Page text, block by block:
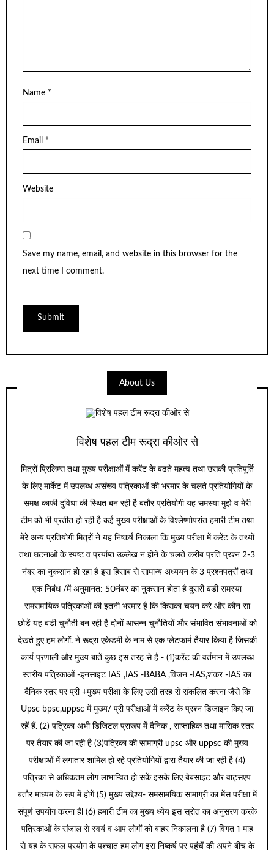
Name *
Email *
Website
Save my name, email, and website in this browser for the
next time I comment.
About Us
विशेष पहल टीम रूद्रा कीओर से
मित्रों प्रिलिम्स तथा मुख्य परीक्षाओं में करेंट के बढते महत्व तथा उसकी प्रतिपूर्ति
के लिए मार्केट में उपलब्ध असंख्य पत्रिकाओं की भरमार के चलते प्रतियोगियों के
समक्ष काफी दुविधा की स्थित बन रही है बतौर प्रतियोगी यह समस्या मुझे व मेरी
टीम को भी प्रतीत हो रही है कई मुख्य परीक्षाओं के विश्लेष्णोपरांत हमारी टीम तथा
मेरे अन्य प्रतियोगी मित्रों ने यह निष्कर्ष निकाला कि मुख्य परीक्षा में करेंट के तथ्यों
तथा घटनाओं के स्पष्ट व प्रर्याप्त उल्लेख न होने के चलते करीब प्रति प्रश्न 2-3
नंबर का नुकसान हो रहा है इस हिसाब से सामान्य अध्ययन के 3 प्रश्नपत्रों तथा
एक निबंध /में अनुमानत: 50नंबर का नुकसान होता है दूसरी बडी समस्या
समसमायिक पत्रिकाओं की इतनी भरमार है कि किसका चयन करे और कौन सा
छोडें यह बडी चुनौती बन रही है दोनों आसन्न चुनौतियों और संभावित संभावनाओं को
देखते हुए हम लोगों. ने रूद्रा एकेडमी के नाम से एक प्लेटफार्म तैयार किया है जिसकी
कार्य प्रणाली और मुख्य बातें कुछ इस तरह से है - (1)करेंट की वर्तमान में उपलब्ध
स्तरीय पत्रिकाओं -इनसाइट IAS ,IAS -BABA ,विजन -IAS,शंकर -IAS का
दैनिक स्तर पर प्री +मुख्य परीक्षा के लिए उसी तरह से संकलित करना जैसे कि
Upsc bpsc,uppsc में मुख्य/ प्री परीक्षाओं में करेंट के प्रश्न डिजाइन किए जा
रहें हैं. (2) पत्रिका अभी डिजिटल प्रारूप में दैनिक , साप्ताहिक तथा मासिक स्तर
पर तैयार की जा रही है (3)पत्रिका की सामाग्री upsc और uppsc की मुख्य
परीक्षाओं में लगातार शामिल हो रहे प्रतियोगियों द्वारा तैयार की जा रही है (4)
पत्रिका से अधिकतम लोग लाभान्वित हो सकें इसके लिए बेबसाइट और वाट्सएप
बतौर माध्यम के रूप में होगें (5) मुख्य उद्देश्य- समसामयिक सामाग्री का मेंस परीक्षा में
संपूर्ण उपयोग करना हैl (6) हमारी टीम का मुख्य ध्येय इस स्रोत का अनुसरण करके
पत्रिकाओं के संजाल से स्वयं व आप लोगों को बाहर निकालना है (7) विगत 1 माह
से यह के सफल प्रयोग के पश्चात हम लोग इस निष्कर्ष पर पहुंचें की अपने बीच के